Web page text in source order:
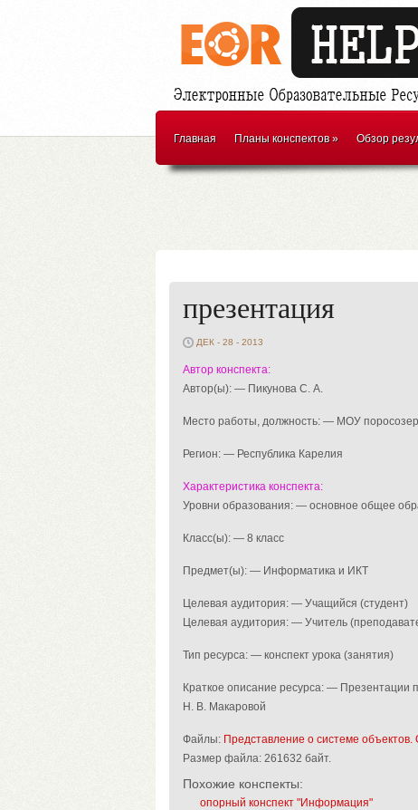
Главная Планы конспектов» Обзор
презентация
ДЕК - 28 - 2013
Автор конспекта:
Автор(ы): — Пикунова С. А.
Место работы, должность: — МОУ
Регион: — Республика Карелия
Характеристика конспекта:
Уровни образования: — основное общее
Класс(ы): — 8 класс
Предмет(ы): — Информатика и ИКТ
Целевая аудитория: — Учащийся (студент)
Целевая аудитория: — Учитель
Тип ресурса: — конспект урока (занятия)
Краткое описание ресурса: — Презентации
Н. В. Макаровой
Файлы: Представление о системе
Размер файла: 261632 байт.
Похожие конспекты:
опорный конспект "Информация"